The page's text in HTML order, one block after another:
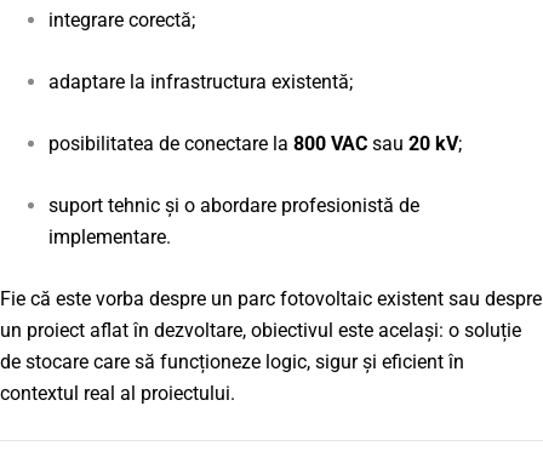
integrare corectă;
adaptare la infrastructura existentă;
posibilitatea de conectare la 800 VAC sau 20 kV;
suport tehnic și o abordare profesionistă de
implementare.
Fie că este vorba despre un parc fotovoltaic existent sau despre
un proiect aflat în dezvoltare, obiectivul este același: o soluție
de stocare care să funcționeze logic, sigur și eficient în
contextul real al proiectului.